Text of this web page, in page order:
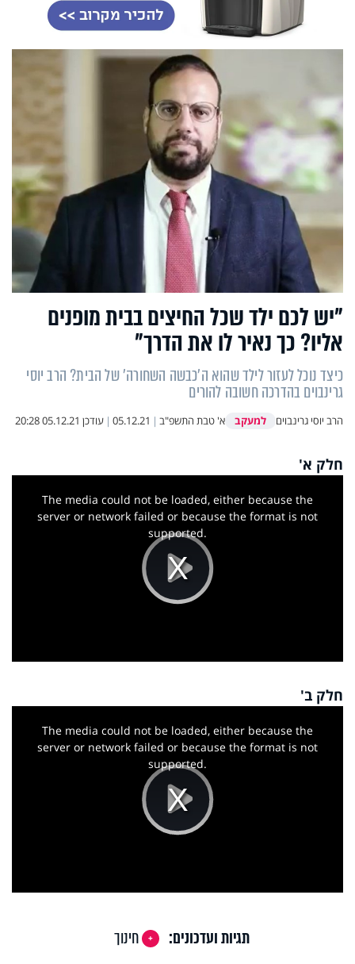
"יש לכם ילד שכל החיצים בבית מופנים
אליו? כך נאיר לו את הדרך"
כיצד נוכל לעזור לילד שהוא ה'כבשה השחורה' של הבית? הרב יוסי
גרינבוים בהדרכה חשובה להורים
הרב יוסי גרינבוים למעקב א' טבת התשפ"ב |
05.12.21
| עודכן 05.12.21 20:28
חלק א'
Play
Video
This
The media could not be loaded, either because the
server or network failed or because the format is not
supported.
חלק ב'
Play
Video
The media could not be loaded, either because the
server or network failed or because the format is not
supported.
תגיות ועדכונים:
חינוך